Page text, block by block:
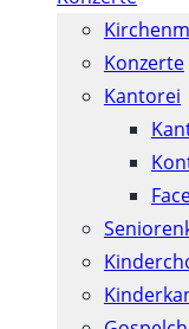
Konzerte
Kantorei